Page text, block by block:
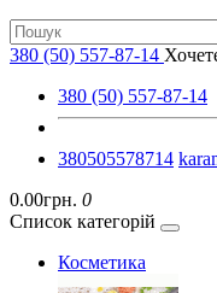
380 (50) 557-87-14
380 (50) 557-87-14
380505578714
0.00грн. 0
Список категорій
Косметика